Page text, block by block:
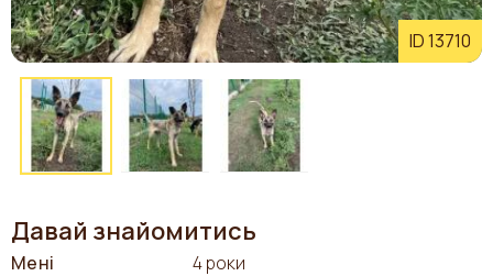
ID 13710
Давай знайомитись
Мені
4 роки